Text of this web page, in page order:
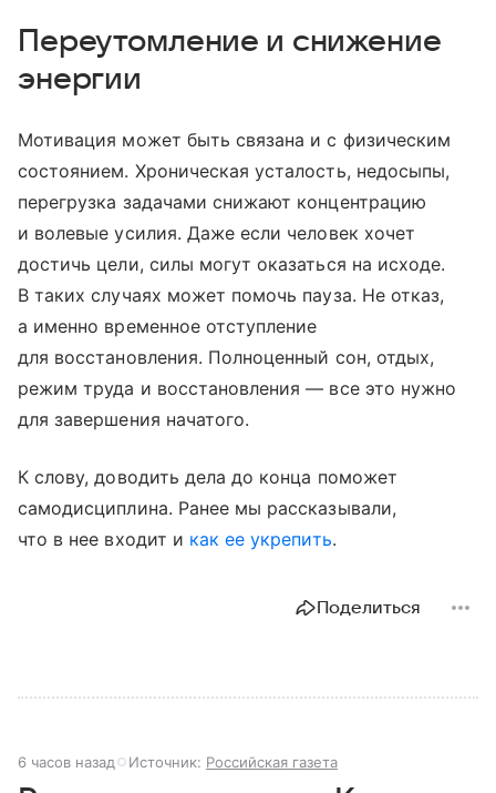
Переутомление и снижение
энергии
Мотивация может быть связана и с физическим
состоянием. Хроническая усталость, недосыпы,
перегрузка задачами снижают концентрацию
и волевые усилия. Даже если человек хочет
достичь цели, силы могут оказаться на исходе.
В таких случаях может помочь пауза. Не отказ,
а именно временное отступление
для восстановления. Полноценный сон, отдых,
режим труда и восстановления — все это нужно
для завершения начатого.
К слову, доводить дела до конца поможет
самодисциплина. Ранее мы рассказывали,
что в нее входит и как ее укрепить.
Поделиться
6 часов назад Источник: Российская газета